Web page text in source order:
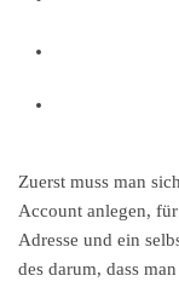
Zuerst muss man
Account anlegen,
Adresse und ein
des darum, dass